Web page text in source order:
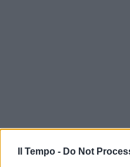
Il Tempo - Do Not